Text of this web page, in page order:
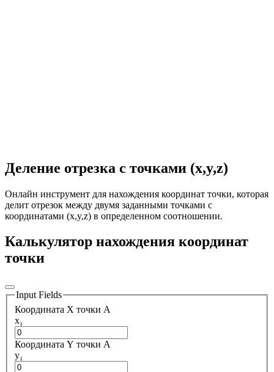
Деление отрезка с точками (x,y,z)
Онлайн инструмент для нахождения координат точки, которая
делит отрезок между двумя заданными точками с
координатами (x,y,z) в определенном соотношении.
Калькулятор нахождения координат
точки
Input Fields
Координата X точки A
x₁
Координата Y точки A
y₁